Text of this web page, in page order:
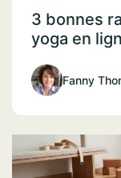
3 bonnes
yoga en
Fanny